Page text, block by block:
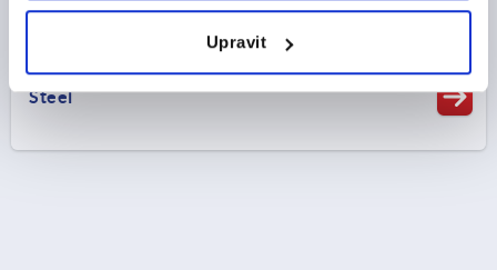
Upravit
Steel